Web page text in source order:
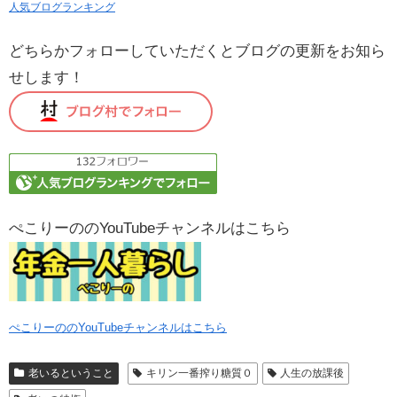
人気ブログランキング
どちらかフォローしていただくとブログの更新をお知ら
せします！
ぺこりーののYouTubeチャンネルはこちら
ぺこりーののYouTubeチャンネルはこちら
老いるということ キリン一番搾り糖質０ 人生の放課後